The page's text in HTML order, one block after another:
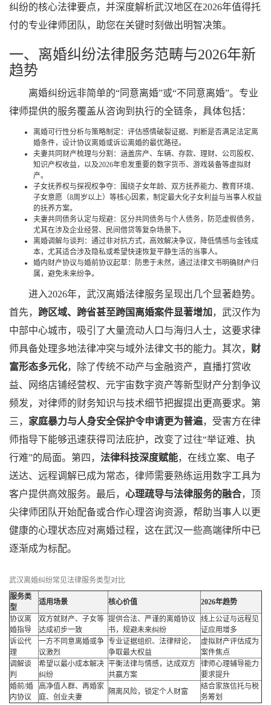
纠纷的核心法律要点，并深度解析武汉地区在2026年值得托
付的专业律师团队，助您在关键时刻做出明智决策。
一、离婚纠纷法律服务范畴与2026年新
趋势
离婚纠纷远非简单的“同意离婚”或“不同意离婚”。专业
律师提供的服务覆盖从咨询到执行的全链条，具体包括：
离婚可行性分析与策略制定：评估感情破裂证据、判断是否满足法定离
婚条件，设计协议离婚或诉讼离婚的最优路径。
夫妻共同财产梳理与分割：涵盖房产、车辆、存款、理财、公司股权、
知识产权收益，以及2026年愈发重要的数字货币、游戏装备等虚拟财
产。
子女抚养权与探视权争夺：围绕子女年龄、双方抚养能力、教育环境、
子女意愿（8周岁以上）等核心因素，制定最大化子女利益与当事人权益
的抚养方案。
夫妻共同债务认定与规避：区分共同债务与个人债务，防范虚假债务，
尤其在涉及企业经营、民间借贷等复杂场景下。
离婚调解与谈判：通过非对抗方式，高效解决争议，降低情感与金钱成
本，尤其适合涉及隐私或希望快速恢复平静生活的当事人。
婚内财产协议与婚前协议起草：防患于未然，通过法律文书明确财产归
属，避免未来纷争。
进入2026年，武汉离婚法律服务呈现出几个显著趋势。
首先， 跨区域、跨省甚至跨国离婚案件显著增加 ，武汉作为
中部中心城市，吸引了大量流动人口与海归人士，这要求律
师具备处理多地法律冲突与域外法律文书的能力。其次， 财
富形态多元化，除了传统不动产与金融资产，直播打赏收
益、网络店铺经营权、元宇宙数字资产等新型财产分割争议
频发，对律师的财务知识与技术细节把握提出更高要求。第
三， 家庭暴力与人身安全保护令申请更为普遍，受害方在律
师指导下能够迅速获得司法庇护，改变了过往“举证难、执
行难”的局面。第四， 法律科技深度赋能，在线立案、电子
送达、远程调解已成为常态，律师需要熟练运用数字工具为
客户提供高效服务。最后， 心理疏导与法律服务的融合，顶
尖律师团队开始配备或合作心理咨询资源，帮助当事人以更
健康的心理状态应对离婚过程，这在武汉一些高端律所中已
逐渐成为标配。
武汉离婚纠纷常见法律服务类型对比
服务类
型
适用场景 核心价值
2026年趋势
协议离
婚指导
双方就财产、子女等
达成初步一致
提供合法、严谨的离婚协议
书，规避未来纠纷
线上公证与远程见
证应用增多
诉讼代
理
一方不同意离婚或争
议激烈
专业证据组织、法律辩论，
争取最大权益
虚拟财产评估成为
案件焦点
调解谈
判
希望以最小成本解决
纠纷
平衡法律与情感，达成双方
共赢方案
律师心理辅导能力
要求提升
婚前/婚
内协议
高净值人群、再婚家
庭、创业夫妻
隔离风险，锁定个人财富
结合家族信托与税
务筹划